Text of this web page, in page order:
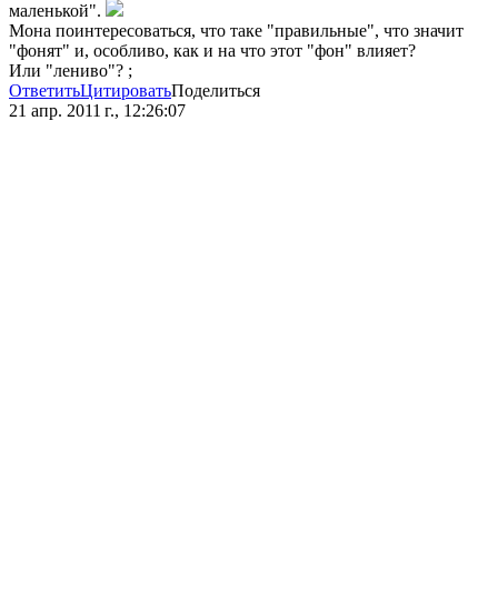
маленькой".
Мона поинтересоваться, что таке "правильные", что значит
"фонят" и, особливо, как и на что этот "фон" влияет?
Или "лениво"? ;
ОтветитьЦитироватьПоделиться
21 апр. 2011 г., 12:26:07